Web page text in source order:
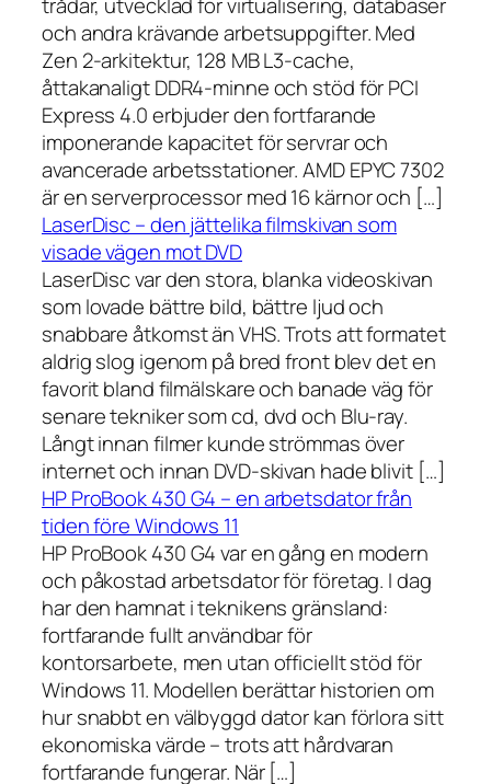
och andra krävande arbetsuppgifter. Med
Zen 2-arkitektur, 128 MB L3-cache,
åttakanaligt DDR4-minne och stöd för PCI
Express 4.0 erbjuder den fortfarande
imponerande kapacitet för servrar och
avancerade arbetsstationer. AMD EPYC 7302
är en serverprocessor med 16 kärnor och […]
LaserDisc – den jättelika filmskivan som
visade vägen mot DVD
LaserDisc var den stora, blanka videoskivan
som lovade bättre bild, bättre ljud och
snabbare åtkomst än VHS. Trots att formatet
aldrig slog igenom på bred front blev det en
favorit bland filmälskare och banade väg för
senare tekniker som cd, dvd och Blu-ray.
Långt innan filmer kunde strömmas över
internet och innan DVD-skivan hade blivit […]
HP ProBook 430 G4 – en arbetsdator från
tiden före Windows 11
HP ProBook 430 G4 var en gång en modern
och påkostad arbetsdator för företag. I dag
har den hamnat i teknikens gränsland:
fortfarande fullt användbar för
kontorsarbete, men utan officiellt stöd för
Windows 11. Modellen berättar historien om
hur snabbt en välbyggd dator kan förlora sitt
ekonomiska värde – trots att hårdvaran
fortfarande fungerar. När […]